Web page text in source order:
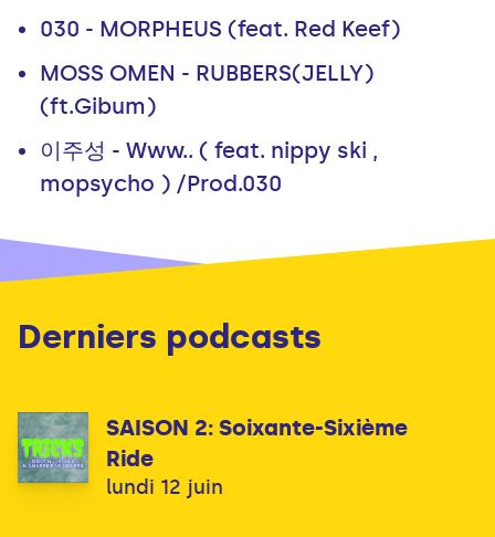
030 - MORPHEUS (feat. Red Keef)
MOSS OMEN - RUBBERS(JELLY)
(ft.Gibum)
이주성 - Www.. ( feat. nippy ski ,
mopsycho ) /Prod.030
Derniers podcasts
SAISON 2: Soixante-Sixième
Ride
lundi 12 juin